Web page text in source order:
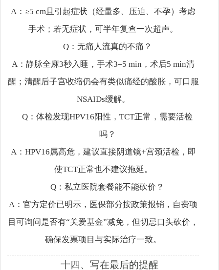
A：≥5 cm且引起症状（经量多、压迫、不孕）考虑
手术；若无症状，可半年复查一次超声。
Q：无痛人流真的不痛？
A：静脉全麻3秒入睡，手术3–5 min，术后5 min清
醒；清醒后子宫收缩仍会有类似痛经的酸胀，可口服
NSAIDs缓解。
Q：体检发现HPV16阳性，TCT正常，需要活检
吗？
A：HPV16属高危，建议直接阴道镜+宫颈活检，即
使TCT正常也不建议拖延。
Q：私立医院套餐能不能砍价？
A：官方定价已明示，医保部分按政策报销，自费项
目可询问是否有“关爱基金”减免，但切忌口头砍价，
确保发票项目与实际治疗一致。
十四、写在最后的提醒